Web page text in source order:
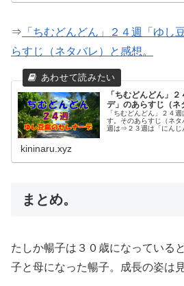
⇒ 「ちむどんどん」２４週「ゆし
らすじ（ネタバレ）と感想。
「ちむどんどん」
デ」のあらすじ（ネ
「ちむどんどん」２４
す。そのあらすじ（ネ
週は⇒２３週は「にんじ
kininaru.xyz
まとめ。
たしか暢子は３０歳になっている
子と母になった暢子。成長の姿は